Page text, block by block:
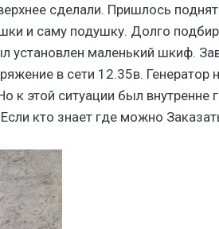
сделали. Пришлось
и саму подушку. Долго
установлен маленький шкиф.
в сети 12.35в. Генератор
к этой ситуации был внутренне
кто знает где можно